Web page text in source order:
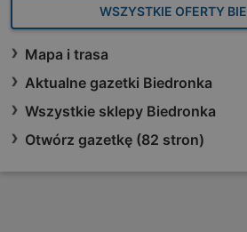
WSZYSTKIE OFERTY
Mapa i trasa
Aktualne gazetki Biedronka
Wszystkie sklepy Biedronka
Otwórz gazetkę (82 stron)